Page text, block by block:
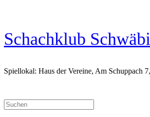
Schachklub
Spiellokal: Haus der Vereine, Am Schuppach
Suchen
nach: